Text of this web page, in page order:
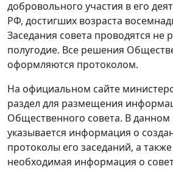
добровольного участия в его
РФ, достигших возраста
Заседания совета проводятся не
полугодие. Все решения
оформляются протоколом.
На официальном сайте
раздел для размещения
Общественного совета. В данном
указывается информация о
протоколы его заседаний, а также
необходимая информация о